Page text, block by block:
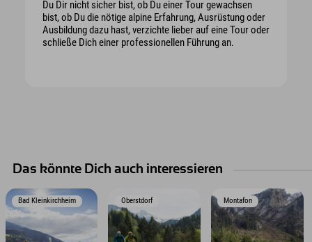
Du Dir nicht sicher bist, ob Du einer Tour gewachsen
bist, ob Du die nötige alpine Erfahrung, Ausrüstung oder
Ausbildung dazu hast, verzichte lieber auf eine Tour oder
schließe Dich einer professionellen Führung an.
Das könnte Dich auch interessieren
Bad Kleinkirchheim Oberstdorf Montafon